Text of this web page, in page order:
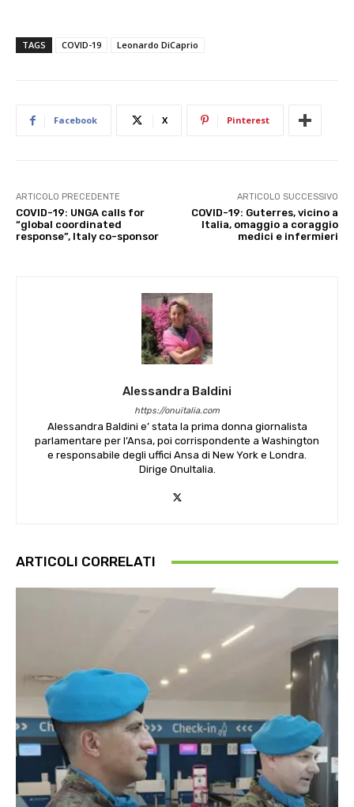
TAGS COVID-19 Leonardo DiCaprio
Facebook X Pinterest
ARTICOLO PRECEDENTE
COVID-19: UNGA calls for
“global coordinated
response”, Italy co-sponsor
ARTICOLO SUCCESSIVO
COVID-19: Guterres, vicino a
Italia, omaggio a coraggio
medici e infermieri
Alessandra Baldini
https://onuitalia.com
Alessandra Baldini e’ stata la prima donna giornalista
parlamentare per l’Ansa, poi corrispondente a Washington
e responsabile degli uffici Ansa di New York e Londra.
Dirige OnuItalia.
ARTICOLI CORRELATI